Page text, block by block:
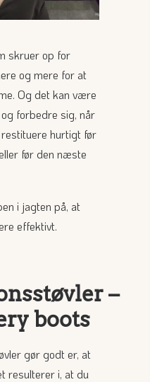
skruer op for
og mere for at
Og det kan være
forbedre sig, når
hurtigt før
før den næste
i jagten på, at
effektivt.
–
boots
gør godt er, at
resulterer i, at du